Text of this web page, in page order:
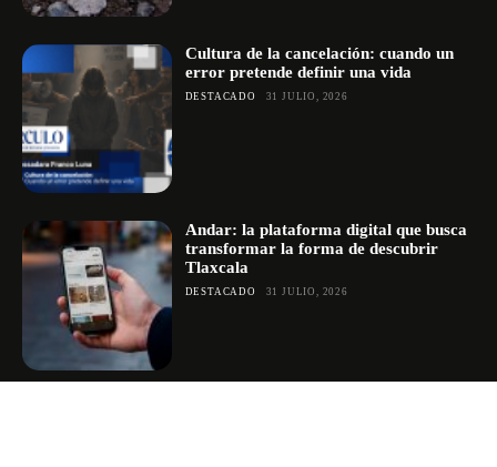
Cultura de la cancelación: cuando un
error pretende definir una vida
DESTACADO 31 JULIO, 2026
Andar: la plataforma digital que busca
transformar la forma de descubrir
Tlaxcala
DESTACADO 31 JULIO, 2026